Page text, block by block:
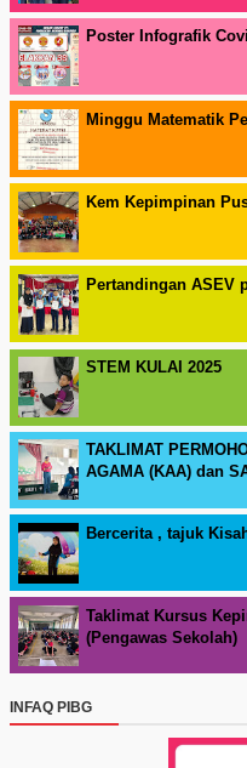
Poster Infografik
Minggu Matematik
Kem Kepimpinan
Pertandingan ASEV
STEM KULAI 2025
TAKLIMAT
AGAMA (KAA) dan
Bercerita , tajuk
Taklimat Kursus
(Pengawas Sekolah)
INFAQ PIBG